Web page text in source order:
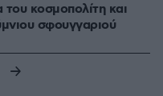
κοσμοπολίτη και
σφουγγαριού